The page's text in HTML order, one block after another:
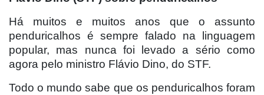
Há muitos e muitos anos que o assunto
penduricalhos é sempre falado na linguagem
popular, mas nunca foi levado a sério como
agora pelo ministro Flávio Dino, do STF.
Todo o mundo sabe que os penduricalhos foram